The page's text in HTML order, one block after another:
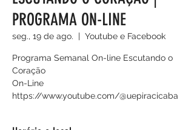
PROGRAMA ON-LINE
seg., 19 de ago.
  |
Youtube e Facebook
Programa Semanal On-line Escutando o
Coração
On-Line
https://www.youtube.com/@uepiracicaba